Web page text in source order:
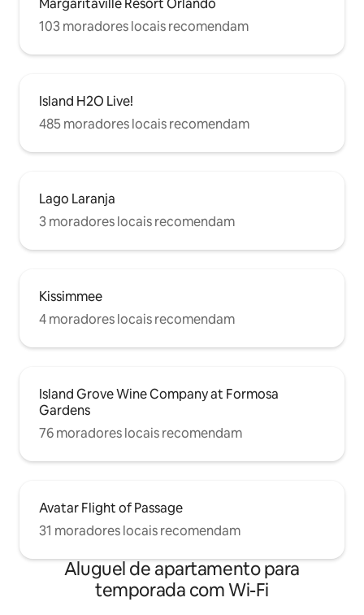
Margaritaville Resort Orlando
103 moradores locais recomendam
Island H2O Live!
485 moradores locais recomendam
Lago Laranja
3 moradores locais recomendam
Kissimmee
4 moradores locais recomendam
Island Grove Wine Company at Formosa
Gardens
76 moradores locais recomendam
Avatar Flight of Passage
31 moradores locais recomendam
Aluguel de apartamento para
temporada com Wi-Fi